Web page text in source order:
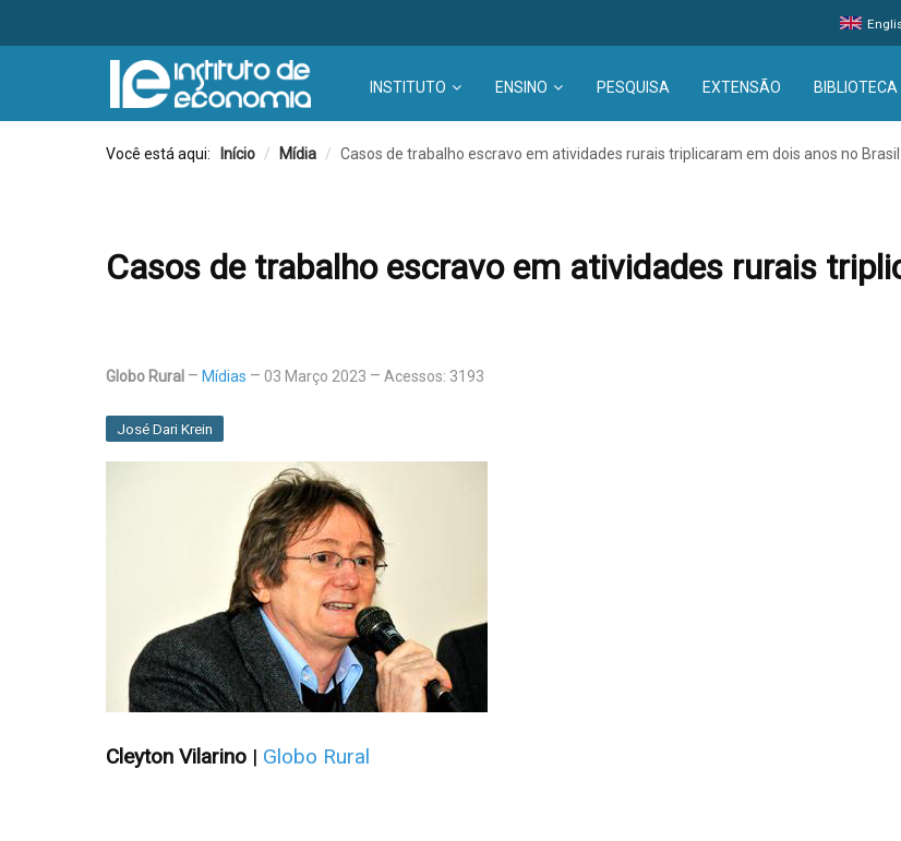
INSTITUTO ENSINO PESQUISA EXTENSÃO BIBLIOTECA
Você está aqui: Início / Mídia / Casos de trabalho escravo em atividades rurais triplicaram em dois anos no Brasil
Casos de trabalho escravo em atividades rurais
Globo Rural Mídias 03 Março 2023 Acessos: 3193
José Dari Krein
Cleyton Vilarino | Globo Rural